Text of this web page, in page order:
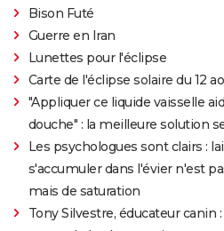
Bison Futé
Guerre en Iran
Lunettes pour l'éclipse
Carte de l'éclipse solaire du 12
"Appliquer ce liquide vaisselle
douche" : la meilleure solution
Les psychologues sont clairs :
s'accumuler dans l'évier n'est
mais de saturation
Tony Silvestre, éducateur